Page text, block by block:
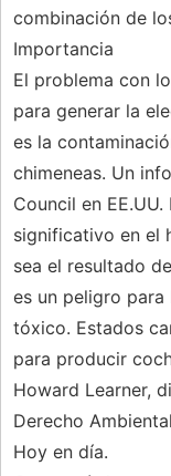
combinación de
Importancia
El problema con
para generar la
es la
chimeneas. Un
Council en
significativo en el
sea el resultado
es un peligro
tóxico. Estados
para producir
Howard Learner,
Derecho
Hoy en día.